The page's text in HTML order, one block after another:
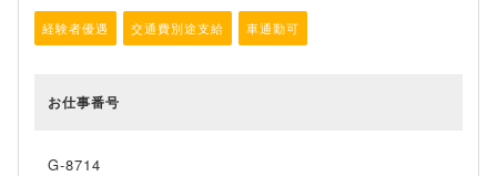
経験者優遇 交通費別途支給 車通勤可
お仕事番号
G-8714